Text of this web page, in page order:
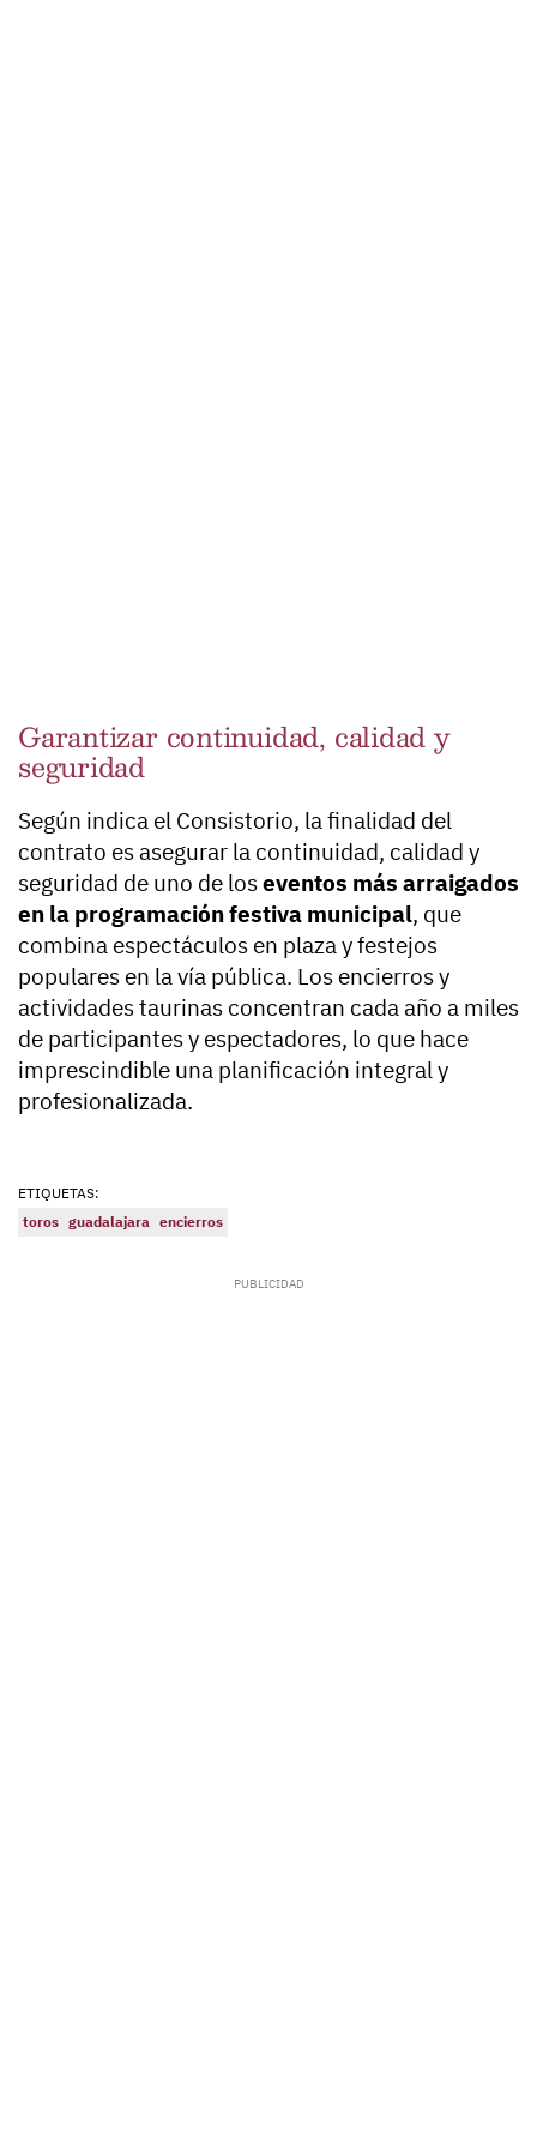
Garantizar continuidad, calidad y
seguridad
Según indica el Consistorio, la finalidad del
contrato es asegurar la continuidad, calidad y
seguridad de uno de loseventos más arraigados
en la programación festiva municipal, que
combina espectáculos en plaza y festejos
populares en la vía pública. Los encierros y
actividades taurinas concentran cada año a miles
de participantes y espectadores, lo que hace
imprescindible una planificación integral y
profesionalizada.
ETIQUETAS:
toros guadalajara encierros